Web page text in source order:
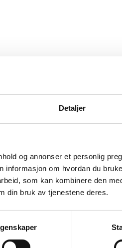
Detaljer
og annonser et personlig
informasjon om hvordan du
som kan kombinere den
din bruk av tjenestene deres.